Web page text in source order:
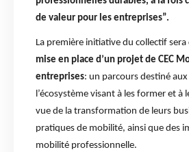
de valeur pour les entreprises”.
La première initiative du collectif sera
mise en place d’un projet de CEC
entreprises: un parcours destiné
l’écosystème visant à les former et à
vue de la transformation de leurs
pratiques de mobilité, ainsi que des
mobilité professionnelle.